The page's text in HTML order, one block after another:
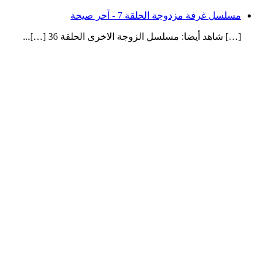
مسلسل غرفة مزدوجة الحلقة 7 - آخر صيحة
[…] شاهد أيضا: مسلسل الزوجة الاخرى الحلقة 36 […]...